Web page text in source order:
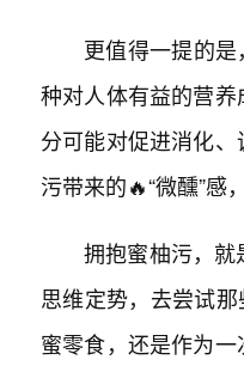
更值得一提的
种对人体有益的营
分可能对促进消化
污带来的🔥“微醺”感
拥抱蜜柚污，
思维定势，去尝试
蜜零食，还是作为